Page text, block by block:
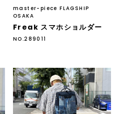
master-piece FLAGSHIP
OSAKA
Freak スマホショルダー
NO.289011